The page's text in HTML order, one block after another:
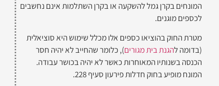
המונחים בקרן גמל להשקעה או בקרן השתלמות אינם נחשבים
לכספים מוגנים.
מטרת החוק בהוציאו כספים אלו מכלל שימוש היא סוציאלית
(בדומה להגנת בית מגורים), כלומר שהחייב לא יהיה חסר
הכנסה בשנותיו המאוחרות כאשר לא יהיה בכושר עבודה.
המונח מופיע בחוק חדלות פירעון סעיף 228.